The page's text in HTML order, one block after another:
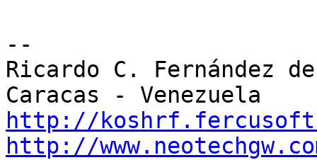
--
Ricardo C. Fernández
http://
http://